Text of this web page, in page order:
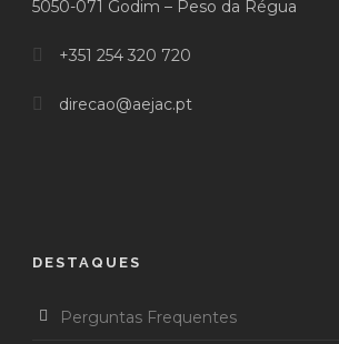
5050-071 Godim – Peso da Régua
+351 254 320 720
direcao@aejac.pt
DESTAQUES
Perguntas Frequentes